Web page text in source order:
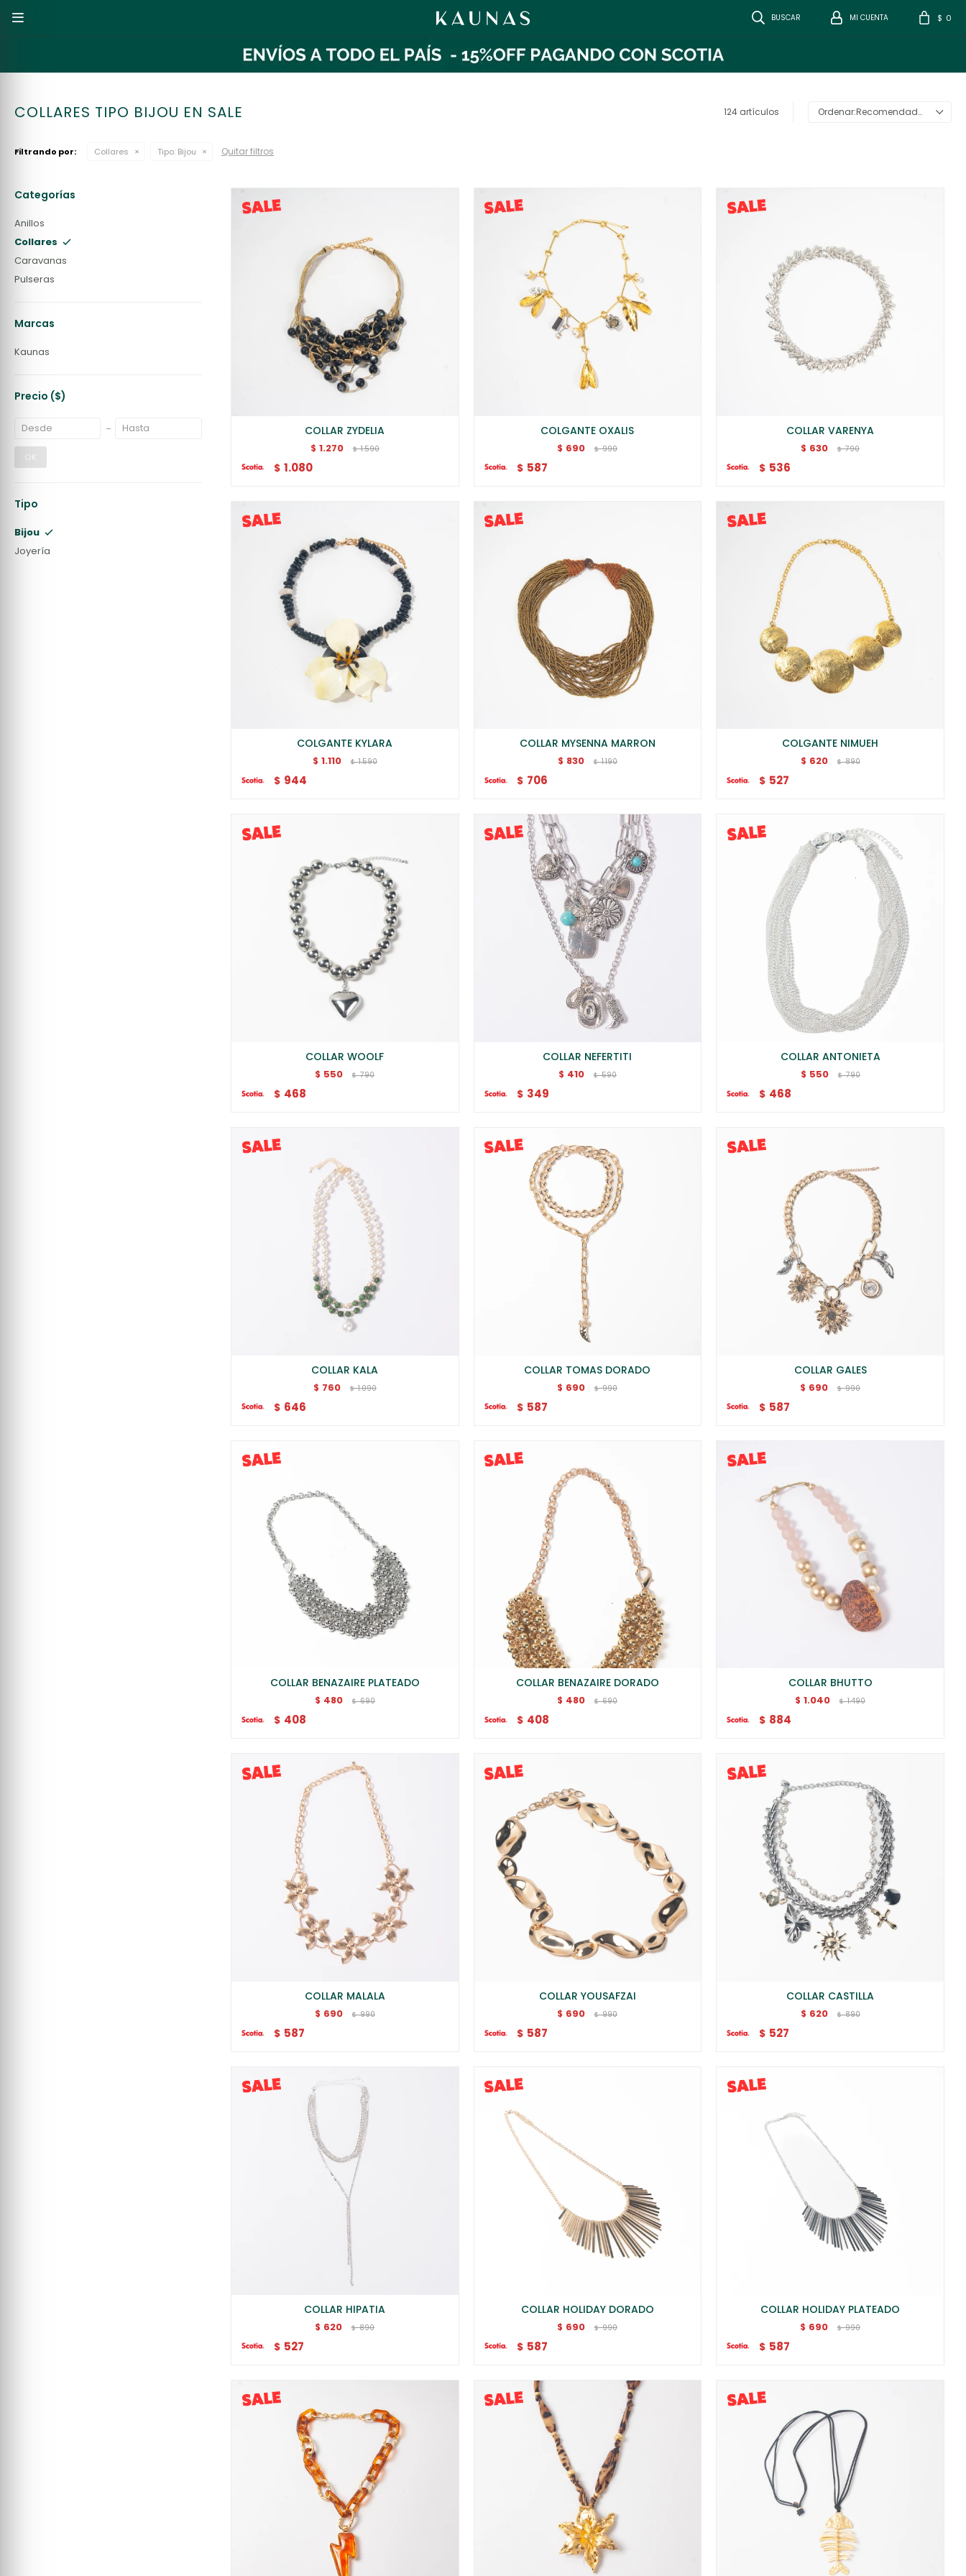
$ 0

COLLARES TIPO BIJOU EN SALE 124 artículos Recomendados
Filtrando por: Collares Tipo: Bijou Quitar filtros
COLLAR ZYDELIA
$ 1.270 $ 1.590
$ 1.080
COLGANTE OXALIS
$ 690 $ 990
$ 587
COLLAR VARENYA
$ 630 $ 790
$ 536
COLGANTE KYLARA
$ 1.110 $ 1.590
$ 944
COLLAR MYSENNA MARRON
$ 830 $ 1.190
$ 706
COLGANTE NIMUEH
$ 620 $ 890
$ 527
COLLAR WOOLF
$ 550 $ 790
$ 468
COLLAR NEFERTITI
$ 410 $ 590
$ 349
COLLAR ANTONIETA
$ 550 $ 790
$ 468
COLLAR KALA
$ 760 $ 1.090
$ 646
COLLAR TOMAS DORADO
$ 690 $ 990
$ 587
COLLAR GALES
$ 690 $ 990
$ 587
COLLAR BENAZAIRE PLATEADO
$ 480 $ 690
$ 408
COLLAR BENAZAIRE DORADO
$ 480 $ 690
$ 408
COLLAR BHUTTO
$ 1.040 $ 1.490
$ 884
COLLAR MALALA
$ 690 $ 990
$ 587
COLLAR YOUSAFZAI
$ 690 $ 990
$ 587
COLLAR CASTILLA
$ 620 $ 890
$ 527
COLLAR HIPATIA
$ 620 $ 890
$ 527
COLLAR HOLIDAY DORADO
$ 690 $ 990
$ 587
COLLAR HOLIDAY PLATEADO
$ 690 $ 990
$ 587
Categorías
Anillos
Collares
Caravanas
Pulseras
Marcas
Kaunas
Precio ($)
OK
Tipo
Bijou
Joyería